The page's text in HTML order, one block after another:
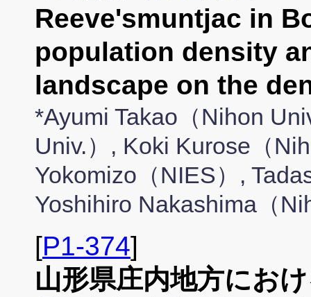
Reeve'smuntjac in
population density
landscape on the
*Ayumi Takao（Nihon
Univ.）, Koki Kurose（
Yokomizo（NIES）,
Yoshihiro Nakashima（
[P1-374]
山形県庄内地方にお